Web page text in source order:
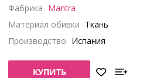
Фабрика Mantra
Материал обивки Ткань
Производство Испания
КУПИТЬ